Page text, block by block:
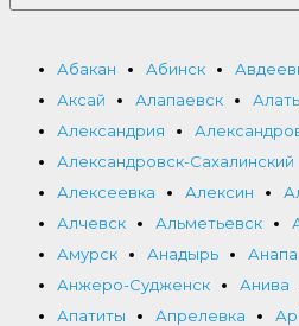
Абакан Абинск
Аксай
Алапаевск
Александрия
Александровск-Сахалинский
Алексеевка
Алексин
Алчевск
Альметьевск
Амурск
Анадырь Анапа
Анжеро-Судженск
Анива
Апатиты
Апрелевка